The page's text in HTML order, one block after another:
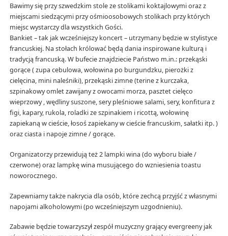
Bawimy się przy szwedzkim stole ze stolikami koktajlowymi oraz z
miejscami siedzącymi przy ośmioosobowych stolikach przy których
miejsc wystarczy dla wszystkich Gości.
Bankiet – tak jak wcześniejszy koncert – utrzymany będzie w stylistyce
francuskiej. Na stołach królować będą dania inspirowane kulturą i
tradycją francuską. W bufecie znajdziecie Państwo m.in.: przekąski
gorące ( zupa cebulowa, wołowina po burgundzku, pierożki z
cielęcina, mini naleśniki), przekąski zimne (terine z kurczaka,
szpinakowy omlet zawijany z owocami morza, pasztet cielęco
wieprzowy , wędliny suszone, sery pleśniowe salami, sery, konfitura z
figi, kapary, rukola, roladki ze szpinakiem i ricottą, wołowinę
zapiekaną w cieście, łosoś zapiekany w cieście francuskim, sałatki itp. )
oraz ciasta i napoje zimne / gorące.
Organizatorzy przewidują też 2 lampki wina (do wyboru białe /
czerwone) oraz lampkę wina musującego do wzniesienia toastu
noworocznego.
Zapewniamy także nakrycia dla osób, które zechcą przyjść z własnymi
napojami alkoholowymi (po wcześniejszym uzgodnieniu).
Zabawie będzie towarzyszył zespół muzyczny grający evergreeny jak